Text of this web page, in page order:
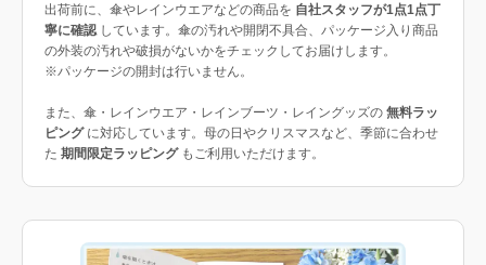
出荷前に、傘やレインウエアなどの商品を 自社スタッフが1点1点丁
寧に確認 しています。傘の汚れや開閉不具合、パッケージ入り商品
の外装の汚れや破損がないかをチェックしてお届けします。
※パッケージの開封は行いません。
また、傘・レインウエア・レインブーツ・レイングッズの 無料ラッ
ピングに対応しています。母の日やクリスマスなど、季節に合わせ
た 期間限定ラッピングもご利用いただけます。